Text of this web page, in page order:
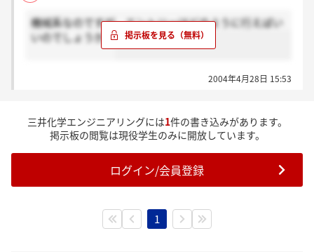
機械系なのですが、エントリーはどのように行えばい
いのでしょうか？
2004年4月28日 15:53
三井化学エンジニアリングには1件の書き込みがあります。
掲示板の閲覧は現役学生のみに開放しています。
ログイン/会員登録
1